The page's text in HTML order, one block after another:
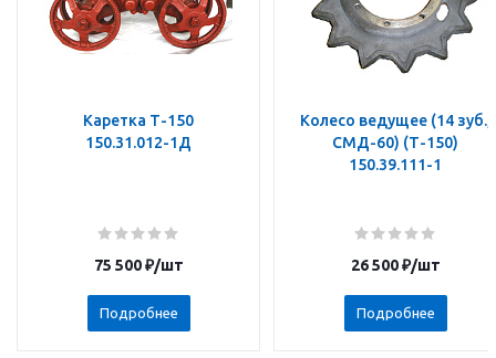
Каретка Т-150
150.31.012-1Д
75 500₽/шт
Подробнее
Колесо ведущее (14 зуб.,
СМД-60) (Т-150)
150.39.111-1
26 500₽/шт
Подробнее